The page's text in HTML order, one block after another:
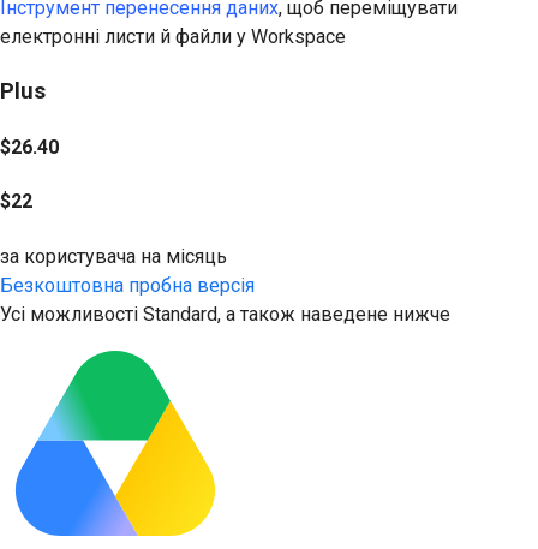
Інструмент перенесення даних, щоб переміщувати
електронні листи й файли у Workspace
Plus
$26.40
$22
за користувача на місяць
Безкоштовна пробна версія
Усі можливості Standard, а також наведене нижче